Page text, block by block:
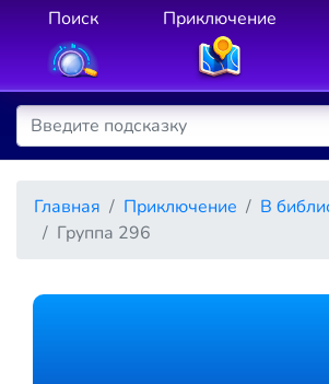
Поиск Приключение
Главная Приключение
В
Группа 296